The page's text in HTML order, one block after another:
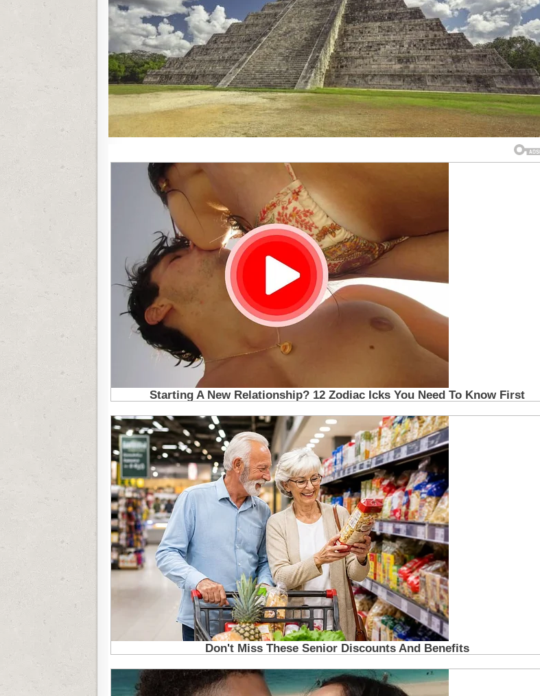
ISTRAŽIVANJA
TERAJU
JEZU
NIZ
KIČMU